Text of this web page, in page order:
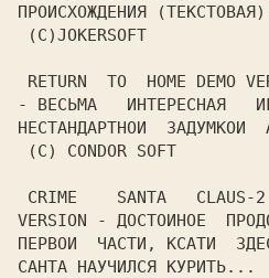
ПРОИСХОЖДЕНИЯ
- ВЕСЬМА   ИНТЕРЕСНАЯ
НЕСТАНДАРТНОИ  ЗАДУМКОИ
VERSION - ДОСТОИНОЕ
ПЕРВОИ  ЧАСТИ, КСАТИ
САНТА НАУЧИЛСЯ КУРИТЬ...